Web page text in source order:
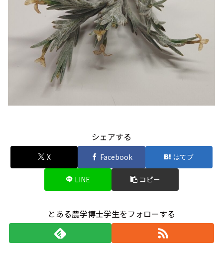
シェアする
X Facebook はてブ
LINE コピー
とある農学博士学生をフォローする